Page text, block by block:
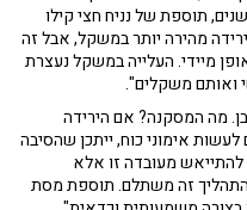
תוספת של נניח חצי קילו
מהירה יותר במשקל, אבל זה
מיידי. העלייה במשקל נעצרת
ואותם משקלים".
מה המסקנה? אם הירידה
אימוני כוח, ייתכן שהסיבה
להתייאש מעובדה זו אלא
זה משתלם. תוספת מסת